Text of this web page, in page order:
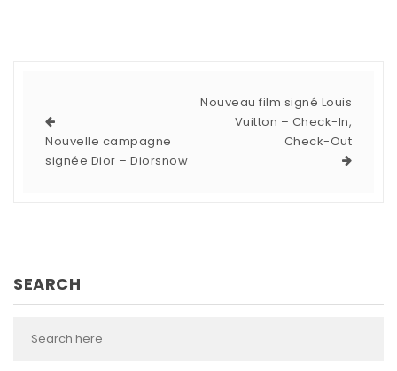
Nouvelle campagne
signée Dior – Diorsnow
Nouveau film signé Louis
Vuitton – Check-In,
Check-Out
SEARCH